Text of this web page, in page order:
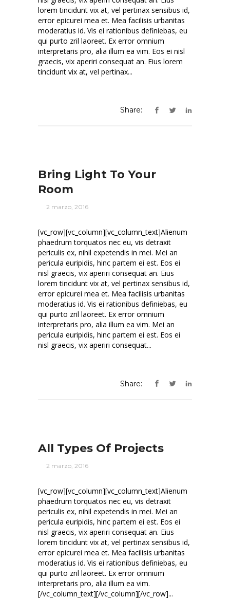
lorem tincidunt vix at, vel pertinax sensibus id,
error epicurei mea et. Mea facilisis urbanitas
moderatius id. Vis ei rationibus definiebas, eu
qui purto zril laoreet. Ex error omnium
interpretaris pro, alia illum ea vim. Eos ei nisl
graecis, vix aperiri consequat an. Eius lorem
tincidunt vix at, vel pertinax...
Share:
Bring Light To Your
Room
2 marzo, 2016
[vc_row][vc_column][vc_column_text]Alienum
phaedrum torquatos nec eu, vis detraxit
periculis ex, nihil expetendis in mei. Mei an
pericula euripidis, hinc partem ei est. Eos ei
nisl graecis, vix aperiri consequat an. Eius
lorem tincidunt vix at, vel pertinax sensibus id,
error epicurei mea et. Mea facilisis urbanitas
moderatius id. Vis ei rationibus definiebas, eu
qui purto zril laoreet. Ex error omnium
interpretaris pro, alia illum ea vim. Mei an
pericula euripidis, hinc partem ei est. Eos ei
nisl graecis, vix aperiri consequat...
Share:
All Types Of Projects
2 marzo, 2016
[vc_row][vc_column][vc_column_text]Alienum
phaedrum torquatos nec eu, vis detraxit
periculis ex, nihil expetendis in mei. Mei an
pericula euripidis, hinc partem ei est. Eos ei
nisl graecis, vix aperiri consequat an. Eius
lorem tincidunt vix at, vel pertinax sensibus id,
error epicurei mea et. Mea facilisis urbanitas
moderatius id. Vis ei rationibus definiebas, eu
qui purto zril laoreet. Ex error omnium
interpretaris pro, alia illum ea vim.
[/vc_column_text][/vc_column][/vc_row]...